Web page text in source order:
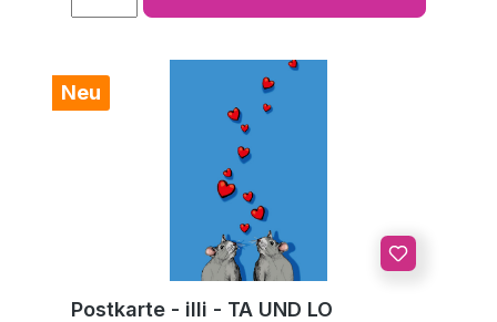
Neu
Postkarte - illi - TA UND LO